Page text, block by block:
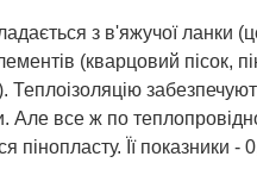
з в'яжучої ланки
(кварцовий пісок,
Теплоізоляцію
Але все ж по
пінопласту. Її показники